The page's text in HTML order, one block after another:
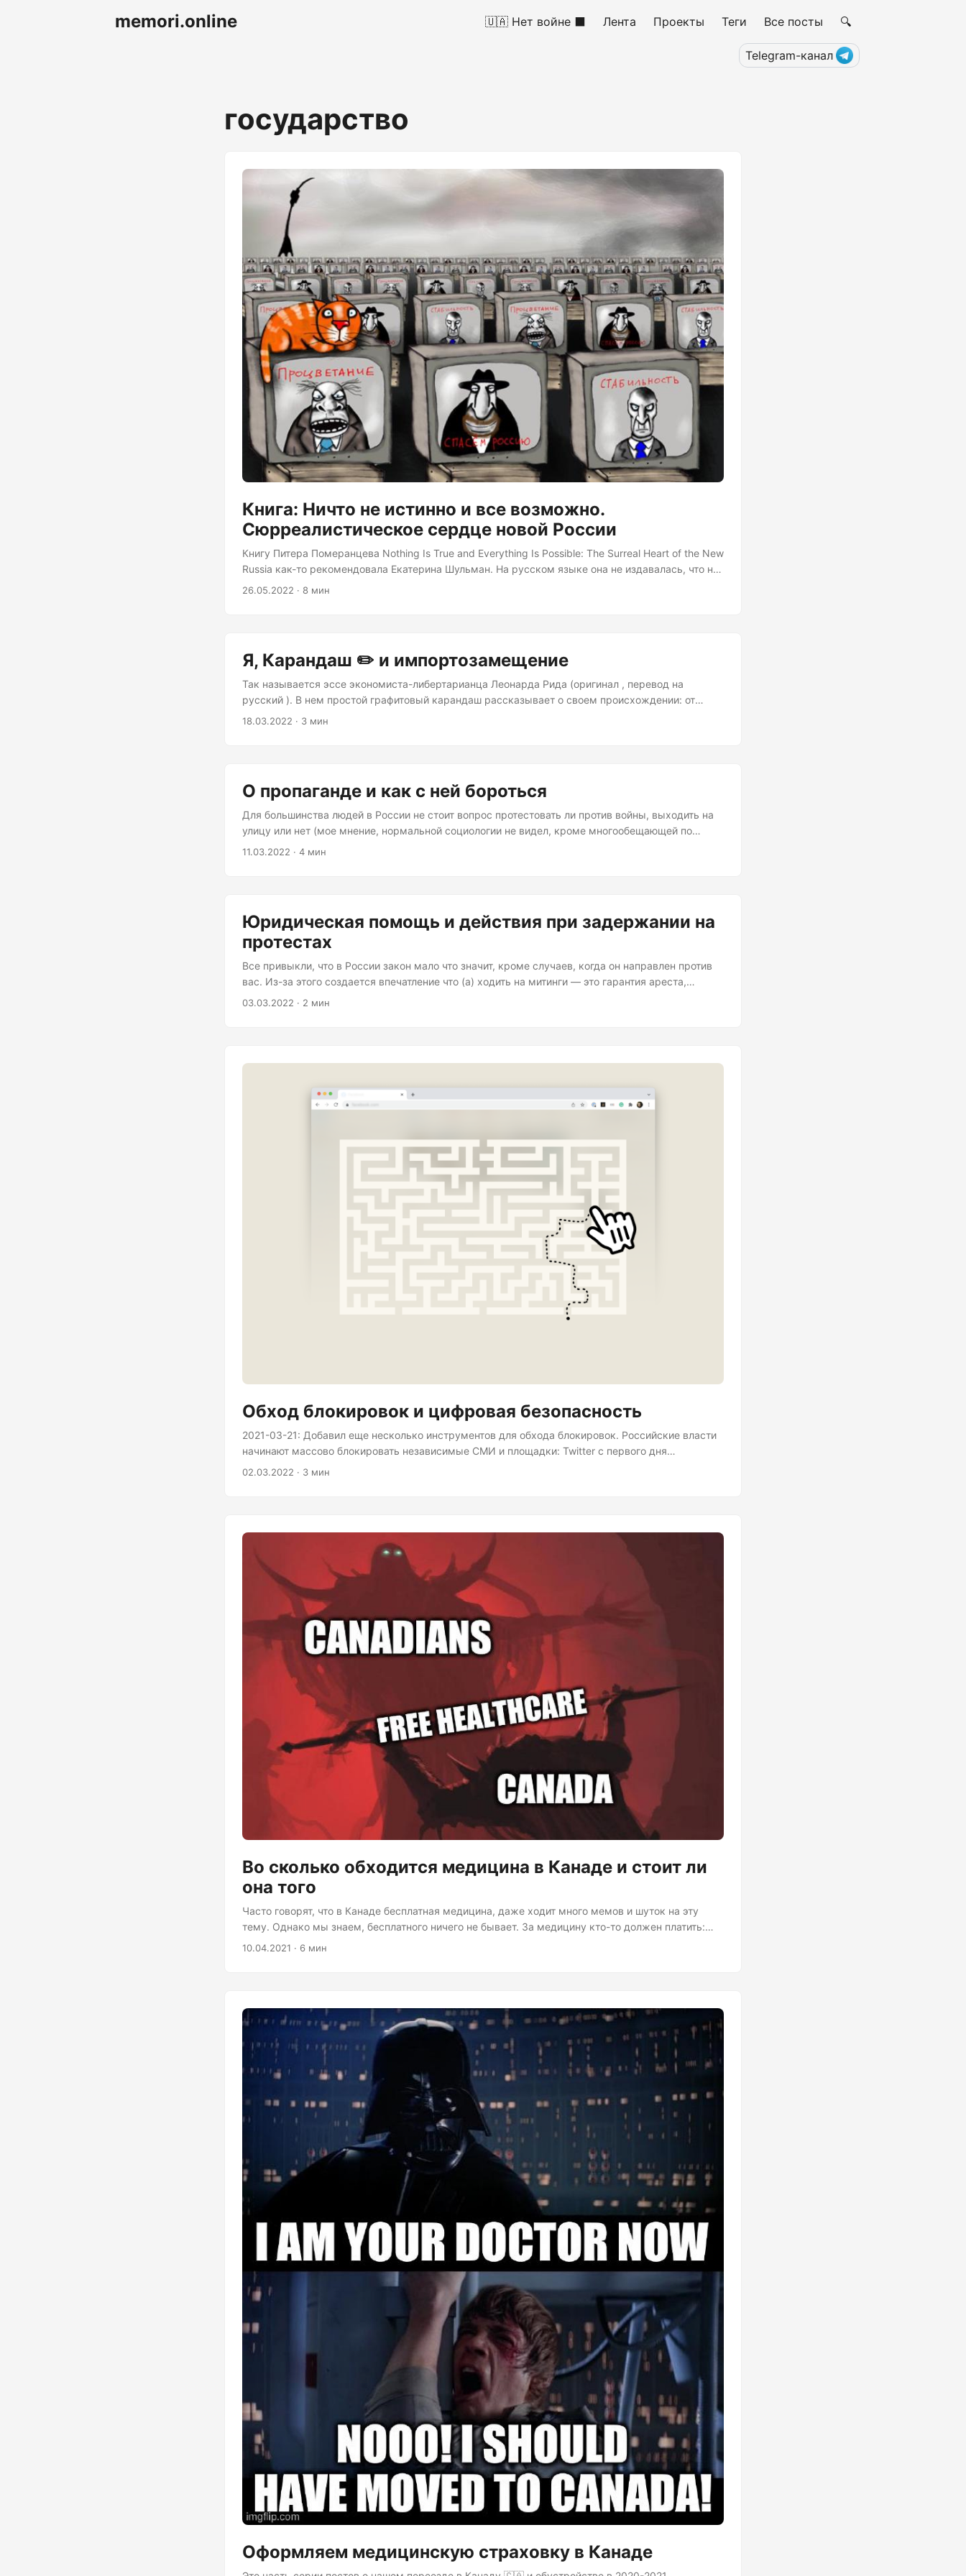
memori.online 🇺🇦 Нет войне ⬛ Лента Проекты Теги Все посты 🔍
Telegram-канал
государство
Книга: Ничто не истинно и все возможно.
Сюрреалистическое сердце новой России
Книгу Питера Померанцева Nothing Is True and Everything Is Possible: The Surreal Heart of the New
Russia как-то рекомендовала Екатерина Шульман. На русском языке она не издавалась, что не
удивительно — она посвящена российской пропаганде и режиму. Книга состоит из историй
26.05.2022 · 8 мин
Я, Карандаш ✏️ и импортозамещение
Так называется эссе экономиста-либертарианца Леонарда Рида (оригинал , перевод на
русский ). В нем простой графитовый карандаш рассказывает о своем происхождении: от
заготовки кедра и добычи графита, до приготовления лака и ластика. Из эссе следует три
18.03.2022 · 3 мин
О пропаганде и как с ней бороться
Для большинства людей в России не стоит вопрос протестовать ли против войны, выходить на
улицу или нет (мое мнение, нормальной социологии не видел, кроме многообещающей по
Москве ). И не потому, что они сознательно поддерживают войну и/или режим. Для них войны в
11.03.2022 · 4 мин
Юридическая помощь и действия при задержании на
протестах
Все привыкли, что в России закон мало что значит, кроме случаев, когда он направлен против
вас. Из-за этого создается впечатление что (а) ходить на митинги — это гарантия ареста,
штрафов и чего-то похуже, и, (б) если задержали, то деваться некуда. Это всегда не так.
случае задержания....
03.03.2022 · 2 мин
Обход блокировок и цифровая безопасность
2021-03-21: Добавил еще несколько инструментов для обхода блокировок. Российские власти
начинают массово блокировать независимые СМИ и площадки: Twitter с первого дня
замедляли, Facebook вроде тоже начали, вчера заблокировали Дождь, заблокировали сайт и
02.03.2022 · 3 мин
Во сколько обходится медицина в Канаде и стоит ли
она того
Часто говорят, что в Канаде бесплатная медицина, даже ходит много мемов и шуток на эту
тему. Однако мы знаем, бесплатного ничего не бывает. За медицину кто-то должен платить:
нужно строить и поддерживать больницы, докторам хочется кушать, равно как и
10.04.2021 · 6 мин
Оформляем медицинскую страховку в Канаде